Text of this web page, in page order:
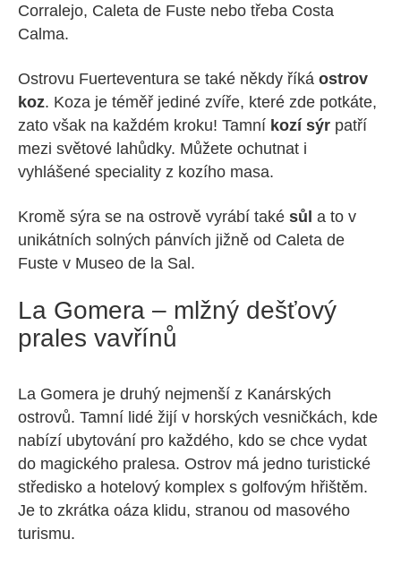
Corralejo, Caleta de Fuste nebo třeba Costa
Calma.
Ostrovu Fuerteventura se také někdy říká ostrov
koz. Koza je téměř jediné zvíře, které zde potkáte,
zato však na každém kroku! Tamní kozí sýr patří
mezi světové lahůdky. Můžete ochutnat i
vyhlášené speciality z kozího masa.
Kromě sýra se na ostrově vyrábí také sůl a to v
unikátních solných pánvích jižně od Caleta de
Fuste v Museo de la Sal.
La Gomera – mlžný dešťový
prales vavřínů
La Gomera je druhý nejmenší z Kanárských
ostrovů. Tamní lidé žijí v horských vesničkách, kde
nabízí ubytování pro každého, kdo se chce vydat
do magického pralesa. Ostrov má jedno turistické
středisko a hotelový komplex s golfovým hřištěm.
Je to zkrátka oáza klidu, stranou od masového
turismu.